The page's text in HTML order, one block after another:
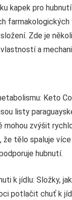
kapek pro
Zde je
a
Keto
listy
mohou zvýšit
že tělo spaluje
hubnutí.
k jídlu: Složky,
potlačit chuť k